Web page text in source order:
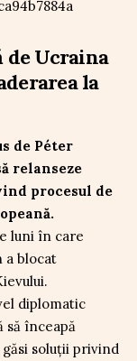
de Ucraina
la
de Péter
relanseze
procesul de
luni în care
a blocat
diplomatic
să înceapă
soluții privind